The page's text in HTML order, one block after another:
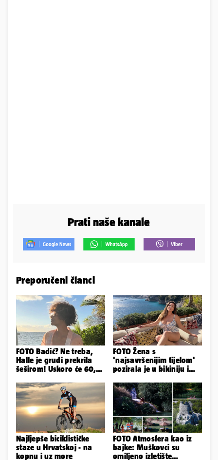
Prati naše kanale
Preporučeni članci
FOTO Badić? Ne treba,
Halle je grudi prekrila
šeširom! Uskoro će 60,
FOTO Žena s
'najsavršenijim tijelom'
pozirala je u bikiniju i
obline...
Najljepše biciklističke
staze u Hrvatskoj - na
kopnu i uz more
FOTO Atmosfera kao iz
bajke: Muškovci su
omiljeno izletište